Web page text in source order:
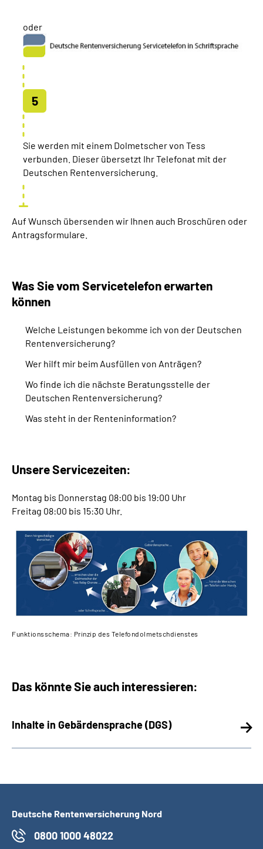
oder
Sie werden mit einem Dolmetscher von Tess
verbunden. Dieser übersetzt Ihr Telefonat mit der
Deutschen Rentenversicherung.
Auf Wunsch übersenden wir Ihnen auch Broschüren oder
Antragsformulare.
Was Sie vom Servicetelefon erwarten
können
Welche Leistungen bekomme ich von der Deutschen
Rentenversicherung?
Wer hilft mir beim Ausfüllen von Anträgen?
Wo finde ich die nächste Beratungsstelle der
Deutschen Rentenversicherung?
Was steht in der Renteninformation?
Unsere Servicezeiten:
Montag bis Donnerstag 08:00 bis 19:00 Uhr
Freitag 08:00 bis 15:30 Uhr.
Funktionsschema: Prinzip des Telefondolmetschdienstes
Das könnte Sie auch interessieren:
Inhalte in Gebärdensprache (DGS)
Deutsche Rentenversicherung Nord
0800 1000 48022